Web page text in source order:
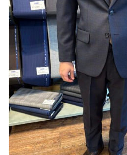
式
Youtube
式 式 式